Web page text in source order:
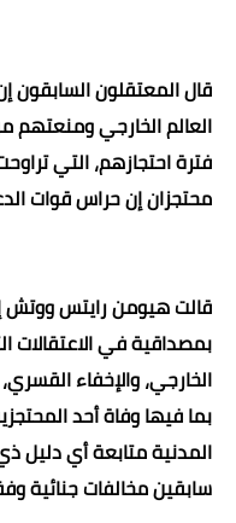
قال المعتقلون السابقون
العالم الخارجي ومنعتهم
فترة احتجازهم، التي
محتجزان إن حراس قوات
قالت هيومن رايتس ووتش
بمصداقية في الاعتقالات
الخارجي، والإخفاء القسري،
بما فيها وفاة أحد
المدنية متابعة أي دليل
سابقين مخالفات جنائية